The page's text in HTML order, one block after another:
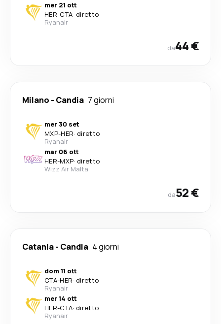
mer 21 ott
HER-CTA· diretto
Ryanair
da44 €
Milano - Candia 7 giorni
mer 30 set
MXP-HER· diretto
Ryanair
mar 06 ott
HER-MXP· diretto
Wizz Air Malta
da52 €
Catania- Candia 4 giorni
dom 11 ott
CTA-HER· diretto
Ryanair
mer 14 ott
HER-CTA· diretto
Ryanair